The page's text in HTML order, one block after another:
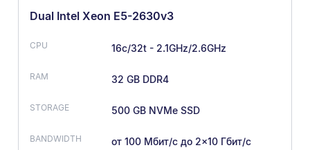
Dual Intel Xeon E5-2630v3
16c/32t - 2.1GHz/2.6GHz
32 GB DDR4
500 GB NVMe SSD
от 100 Мбит/с до 2×10 Гбит/с